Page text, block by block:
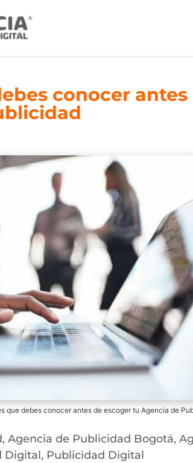
conocer
que debes conocer antes de escoger tu Agencia de
, Agencia de Publicidad Bogotá,
Digital, Publicidad Digital